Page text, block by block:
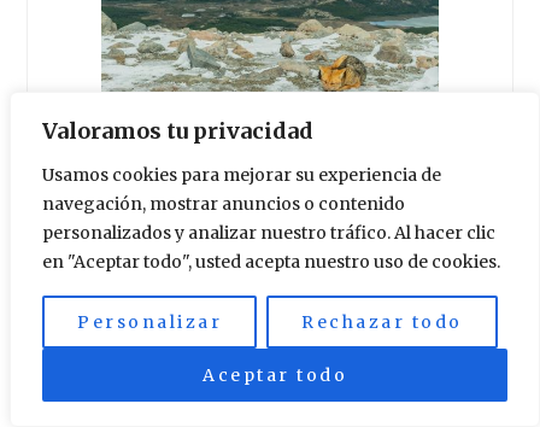
Valoramos tu privacidad
Usamos cookies para mejorar su experiencia de
navegación, mostrar anuncios o contenido
personalizados y analizar nuestro tráfico. Al hacer clic
en "Aceptar todo", usted acepta nuestro uso de cookies.
Personalizar Rechazar todo
Aceptar todo
Laguna de los Tres, el
camino de regreso
Como antes indicamos, era elfin de
la primera parte, es decir, del
tramo de ida.
Queda por tanto, el
Regresamos